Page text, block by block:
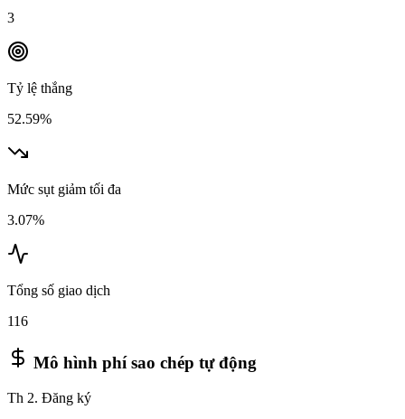
3
Tỷ lệ thắng
52.59%
Mức sụt giảm tối đa
3.07%
Tổng số giao dịch
116
Mô hình phí sao chép tự động
Th 2. Đăng ký